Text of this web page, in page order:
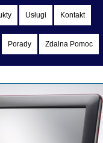
Usługi Kontakt
Porady Zdalna Pomoc